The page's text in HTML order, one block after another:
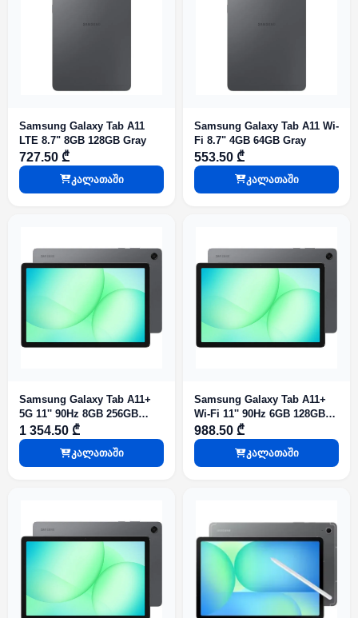
Samsung Galaxy Tab A11
LTE 8.7" 8GB 128GB Gray
727.50 ₾
კალათაში
Samsung Galaxy Tab A11 Wi-
Fi 8.7" 4GB 64GB Gray
553.50 ₾
კალათაში
Samsung Galaxy Tab A11+
5G 11'' 90Hz 8GB 256GB
Gray
1 354.50 ₾
კალათაში
Samsung Galaxy Tab A11+
Wi-Fi 11'' 90Hz 6GB 128GB
Gray
988.50 ₾
კალათაში